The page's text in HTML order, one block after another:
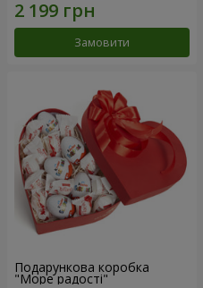
Замовити
Подарункова коробка
"Море радості"